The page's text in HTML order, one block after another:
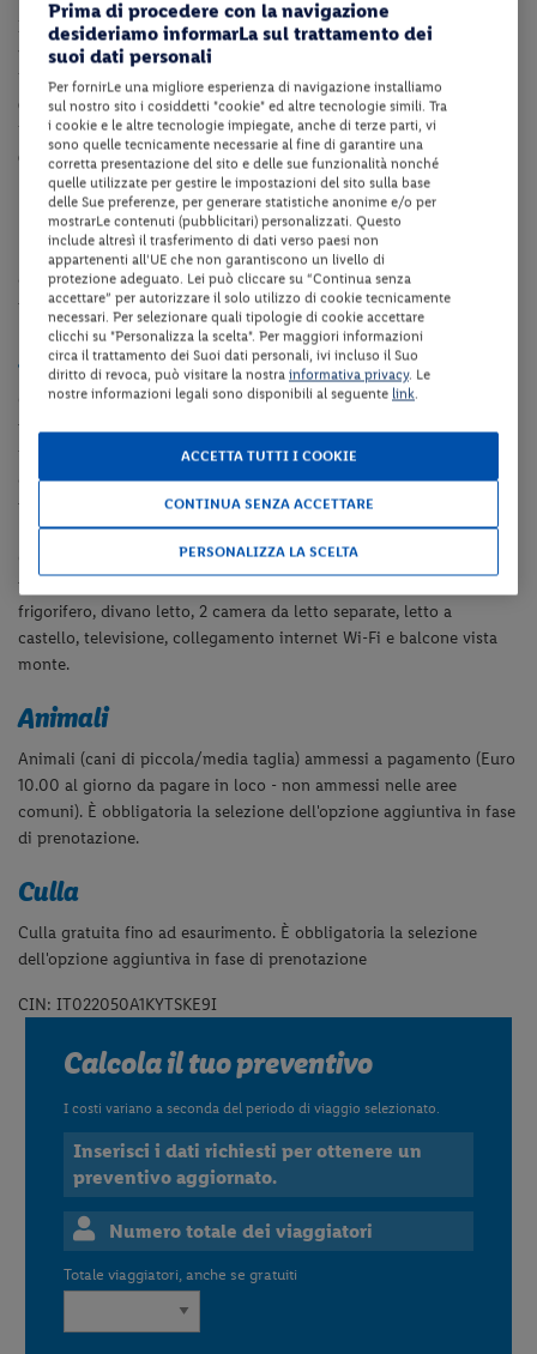
Inoltre, ti consigliamo di pianificare il tuo viaggio in anticipo
valutando i tempi di percorrenza.
Per strutture in provincia di Trento, ti indichiamo laTrentino Guest
Card, che offre servizi utili (trasporti, ingressi, attività).
Per strutture in provincia di Bolzano, ti indichiamo laAlto Adige
Guest Pass , che offre servizi utili (trasporti, ingressi, attività).
Dotazioni della struttura
La struttura dispone di reception (dalle ore 08:00 alle ore 20:00
ca.), giardino, collegamento internet Wi-Fi in tutta la struttura e
parcheggio fino ad esaurimento.
Sistemazione
appartamenti bilocali(di ca. 39-45 mq) dispongono di s
privati, asciugacapelli, angolo cottura attrezzata con microonde e
frigorifero, divano letto, 1 camera da letto separata,
castello,televisione, collegamento internet Wi-­Fi e balcone vista
monte.
appartamenti trilocali(di ca.55 mq) dispongono di s
privati, asciugacapelli, angolo cottura
frigorifero, divano letto, 2 camera da letto separate, letto a
castello,televisione, collegamento internet Wi-­Fi e balcone vista
monte.
Animali
Animali (canidi piccola/media taglia) ammessi a pagamento (Euro
10.00 al giorno da pagare in loco - non ammessi nelle aree
comuni). È obbligatoria la selezione dell'opzione aggiuntiva in fase
di prenotazione.
Culla
Culla gratuita fino ad esaurimento. È obbligatoria la selezione
dell'opzione aggiuntiva in fase di prenotazione
CIN: IT022050A1KYTSKE9I
Calcola il tuo preventivo
I costi variano a seconda del periodo di viaggio selezionato.
Inserisci i dati richiesti per ottenere un
preventivo aggiornato.
Numero totale dei viaggiatori
Totale viaggiatori, anche se gratuiti
Prima di procedere con la navigazione
desideriamo informarLa sul trattamento dei
suoi dati personali
Per fornirLe una migliore esperienza di navigazione installiamo
sul nostro sito i cosiddetti "cookie" ed altre tecnologie simili. Tra
i cookie e le altre tecnologie impiegate, anche di terze parti, vi
sono quelle tecnicamente necessarie al fine di garantire una
corretta presentazione del sito e delle sue funzionalità nonché
quelle utilizzate per gestire le impostazioni del sito sulla base
delle Sue preferenze, per generare statistiche anonime e/o per
mostrarLe contenuti (pubblicitari) personalizzati. Questo
include altresì il trasferimento di dati verso paesi non
appartenenti all'UE che non garantiscono un livello di
protezione adeguato. Lei può cliccare su “Continua senza
accettare” per autorizzare il solo utilizzo di cookie tecnicamente
necessari. Per selezionare quali tipologie di cookie accettare
clicchi su "Personalizza la scelta". Per maggiori informazioni
circa il trattamento dei Suoi dati personali, ivi incluso il Suo
diritto di revoca, può visitare la nostra informativa privacy. Le
nostre informazioni legali sono disponibili al seguente link.
ACCETTA TUTTI I COOKIE
CONTINUA SENZA ACCETTARE
PERSONALIZZA LA SCELTA